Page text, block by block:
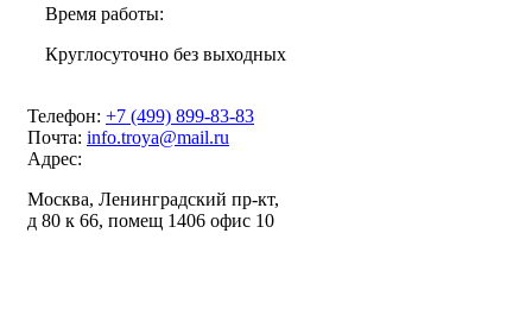
Время работы:
Круглосуточно без выходных
Телефон: +7 (499) 899-83-83
Почта: info.troya@mail.ru
Адрес:
Москва, Ленинградский пр-кт,
д 80 к 66, помещ 1406 офис 10